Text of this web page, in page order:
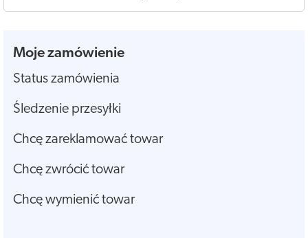
Moje zamówienie
Status zamówienia
Śledzenie przesyłki
Chcę zareklamować towar
Chcę zwrócić towar
Chcę wymienić towar